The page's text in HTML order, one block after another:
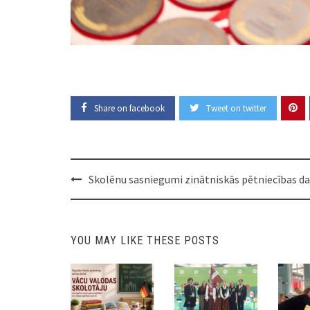
Share on facebook Tweet on twitter
PostSkolēnu sasniegumi zinātniskās pētniecības
YOU MAY LIKE THESE POSTS